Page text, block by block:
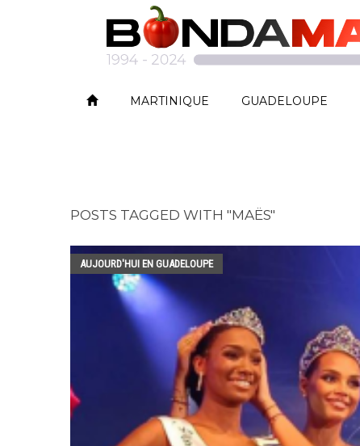
MARTINIQUE GUADELOUPE
POSTS TAGGED WITH "MAËS"
AUJOURD'HUI EN GUADELOUPE